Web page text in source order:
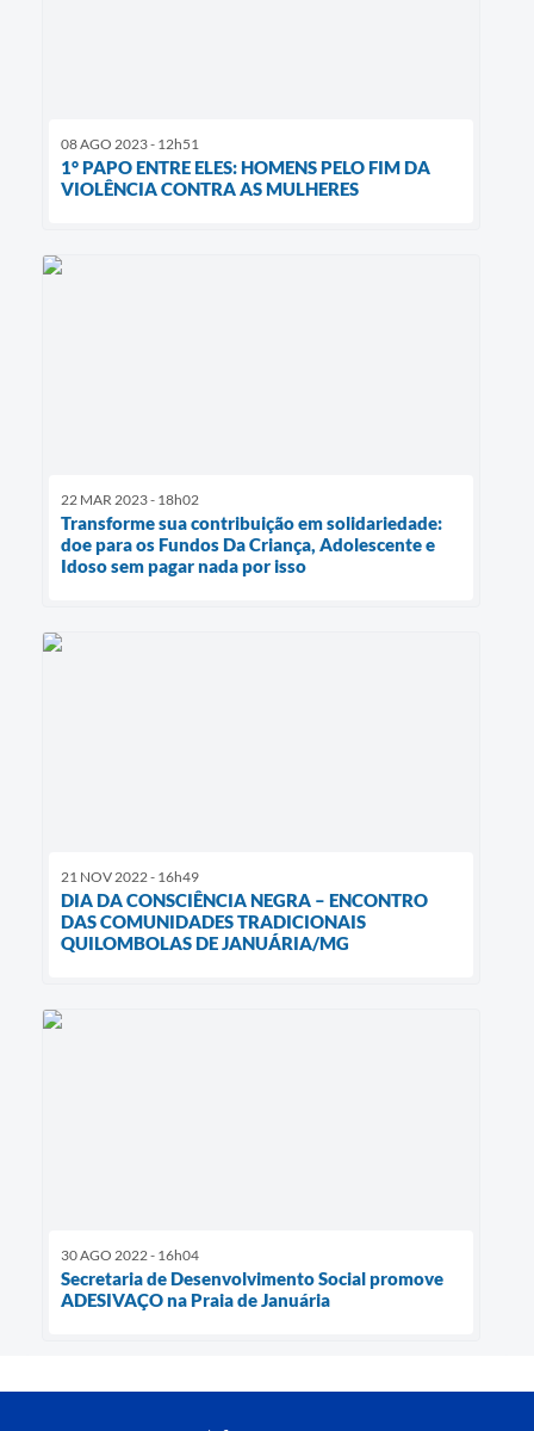
08 AGO 2023 - 12h51
1° PAPO ENTRE ELES: HOMENS PELO FIM DA
VIOLÊNCIA CONTRA AS MULHERES
22 MAR 2023 - 18h02
Transforme sua contribuição em solidariedade:
doe para os Fundos Da Criança, Adolescente e
Idoso sem pagar nada por isso
21 NOV 2022 - 16h49
DIA DA CONSCIÊNCIA NEGRA – ENCONTRO
DAS COMUNIDADES TRADICIONAIS
QUILOMBOLAS DE JANUÁRIA/MG
30 AGO 2022 - 16h04
Secretaria de Desenvolvimento Social promove
ADESIVAÇO na Praia de Januária